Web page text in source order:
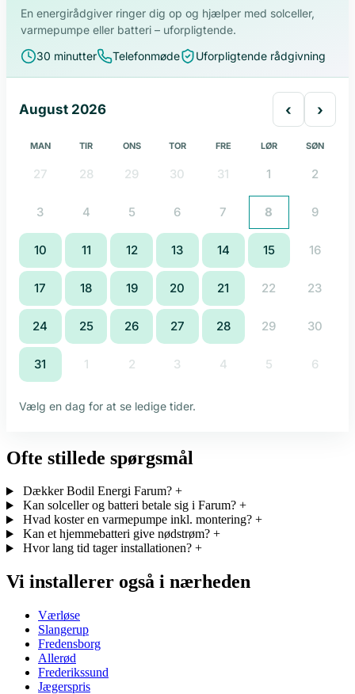
Ofte stillede spørgsmål
Dækker Bodil Energi Farum? +
Kan solceller og batteri betale sig i Farum? +
Hvad koster en varmepumpe inkl. montering? +
Kan et hjemmebatteri give nødstrøm? +
Hvor lang tid tager installationen? +
Vi installerer også i nærheden
Værløse
Slangerup
Fredensborg
Allerød
Frederikssund
Jægerspris